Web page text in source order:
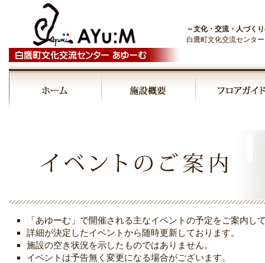
～文化・交流・人づく
白鷹町文化交流センタ
「あゆーむ」で開催される主なイベントの予定をご案内し
詳細が決定したイベントから随時更新しております。
施設の空き状況を示したものではありません。
イベントは予告無く変更になる場合がございます。
04:00